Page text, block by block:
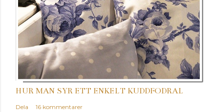
HUR MAN SYR ETT ENKELT KUDDFODRAL
Dela 16 kommentarer